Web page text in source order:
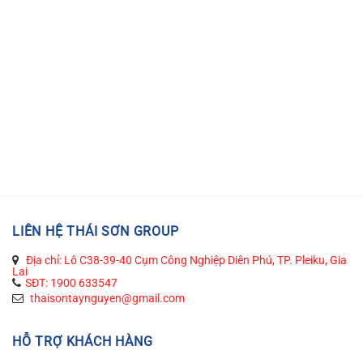
LIÊN HỆ THÁI SƠN GROUP
Địa chỉ: Lô C38-39-40 Cụm Công Nghiệp Diên Phú, TP. Pleiku, Gia
Lai
SĐT: 1900 633547
thaisontaynguyen@gmail.com
HỖ TRỢ KHÁCH HÀNG